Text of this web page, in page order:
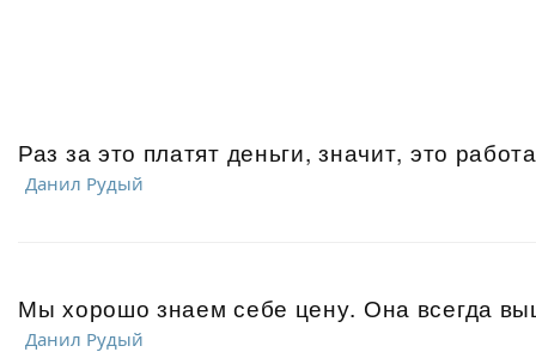
Раз за это платят деньги, значит, это
Данил Рудый
Мы хорошо знаем себе цену. Она всегда
Данил Рудый